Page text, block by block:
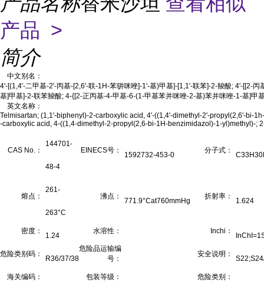
产品 >
简介
中文别名：
4'-[(1,4'-二甲基-2'-丙基-[2,6'-联-1H-苯骈咪唑]-1'-基)甲基]-[1,1'-联苯]-2-羧酸; 4'-[[2-
基]甲基]-2-联苯羧酸; 4-{[2-正丙基-4-甲基-6-(1-甲基苯并咪唑-2-基)苯并咪唑-1-基]甲
英文名称：
Telmisartan; (1,1'-biphenyl)-2-carboxylic acid, 4'-((1,4'-dimethyl-2'-propyl(2,6'-bi-
-carboxylic acid, 4-((1,4-dimethyl-2-propyl(2,6-bi-1H-benzimidazol)-1-yl)methyl)-;
CAS No.：
144701-
48-4
EINECS号：
1592732-453-0
分子式：
熔点：
261-
263°C
沸点：
771.9°Cat760mmHg
折射率：
1.624
密度：
1.24
水溶性： Inchi：
危险类别码：
R36/37/38
危险品运输编
号：
安全说明：
海关编码： 包装等级： 危险类别：